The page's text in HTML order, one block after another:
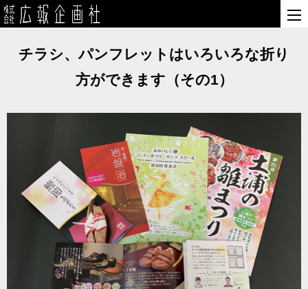
チラシ、パンフレットはいろいろな折り
方ができます（その1）